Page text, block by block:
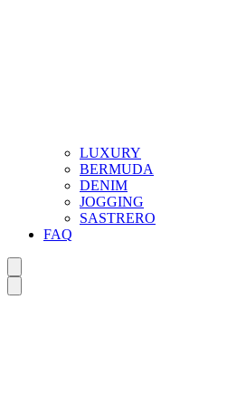
LUXURY
BERMUDA
DENIM
JOGGING
SASTRERO
FAQ